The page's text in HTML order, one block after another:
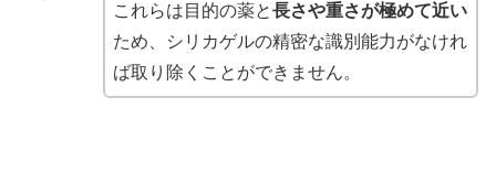
これらは目的の薬と長さや重さが極めて近い
ため、シリカゲルの精密な識別能力がなけれ
ば取り除くことができません。